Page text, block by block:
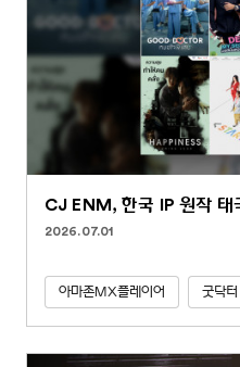
CJ ENM, 한국 IP 원작 태
2026.07.01
아마존MX플레이어 굿닥터